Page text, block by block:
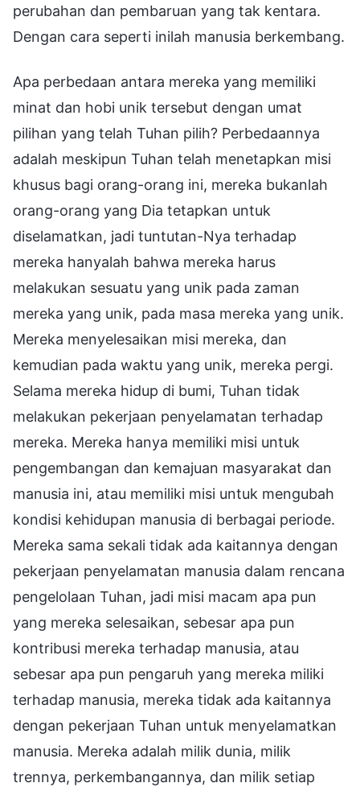
Apa perbedaan antara mereka yang memiliki
minat dan hobi unik tersebut dengan umat
pilihan yang telah Tuhan pilih? Perbedaannya
adalah meskipun Tuhan telah menetapkan misi
khusus bagi orang-orang ini, mereka bukanlah
orang-orang yang Dia tetapkan untuk
diselamatkan, jadi tuntutan-Nya terhadap
mereka hanyalah bahwa mereka harus
melakukan sesuatu yang unik pada zaman
mereka yang unik, pada masa mereka yang unik.
Mereka menyelesaikan misi mereka, dan
kemudian pada waktu yang unik, mereka pergi.
Selama mereka hidup di bumi, Tuhan tidak
melakukan pekerjaan penyelamatan terhadap
mereka. Mereka hanya memiliki misi untuk
pengembangan dan kemajuan masyarakat dan
manusia ini, atau memiliki misi untuk mengubah
kondisi kehidupan manusia di berbagai periode.
Mereka sama sekali tidak ada kaitannya dengan
pekerjaan penyelamatan manusia dalam rencana
pengelolaan Tuhan, jadi misi macam apa pun
yang mereka selesaikan, sebesar apa pun
kontribusi mereka terhadap manusia, atau
sebesar apa pun pengaruh yang mereka miliki
terhadap manusia, mereka tidak ada kaitannya
dengan pekerjaan Tuhan untuk menyelamatkan
manusia. Mereka adalah milik dunia, milik
trennya, perkembangannya, dan milik setiap